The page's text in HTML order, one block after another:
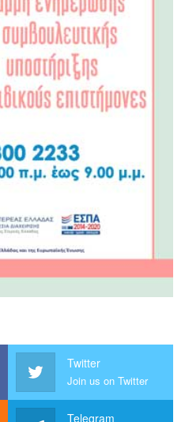
Twitter
Join us on Twitter
Telegram